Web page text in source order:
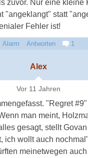
zuvor. Nur eine kleine
"angeklangt" statt
Fehler ist!
Alarm Antworten 1
Alex
Vor 11 Jahren
"Regret
man meint,
gesagt, stellt
ich wollt auch
meinetwegen